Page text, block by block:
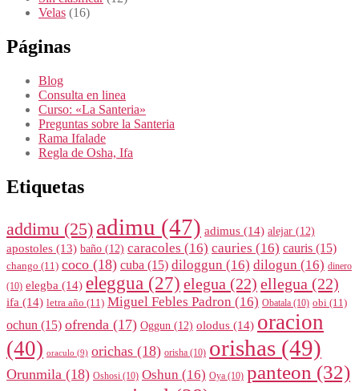
Velas (16)
Páginas
Blog
Consulta en linea
Curso: «La Santeria»
Preguntas sobre la Santeria
Rama Ifalade
Regla de Osha, Ifa
Etiquetas
addimu (25) adimu (47) adimus (14) alejar (12)
apostoles (13) baño (12) caracoles (16) cauries (16) cauris (15)
chango (11) coco (18) cuba (15) diloggun (16) dilogun (16) dinero
(10) elegba (14) eleggua (27) elegua (22) ellegua (22)
ifa (14) letra año (11) Miguel Febles Padron (16) Obatala (10) obi (11)
ochun (15) ofrenda (17) Oggun (12) olodus (14) oracion
(40) oraculo (9) orichas (18) orisha (10) orishas (49)
Orunmila (18) Oshosi (10) Oshun (16) Oya (10) panteon (32)